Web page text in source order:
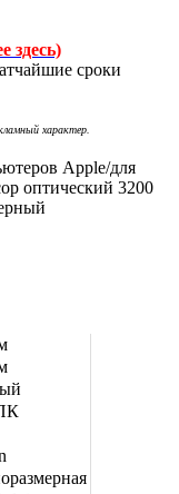
здесь)
сроки
характер.
Apple/для
оптический 3200